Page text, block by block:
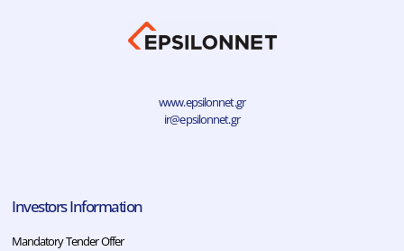
www.epsilonnet.gr
ir@epsilonnet.gr
Investors Information
Mandatory Tender Offer